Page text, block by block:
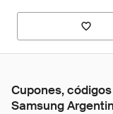
Cupones,
Samsung